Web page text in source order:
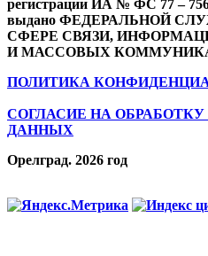
регистрации ИА № ФС 77 –
выдано ФЕДЕРАЛЬНОЙ
СФЕРЕ СВЯЗИ,
И МАССОВЫХ
ПОЛИТИКА
СОГЛАСИЕ НА
ДАННЫХ
Орелград. 2026 год